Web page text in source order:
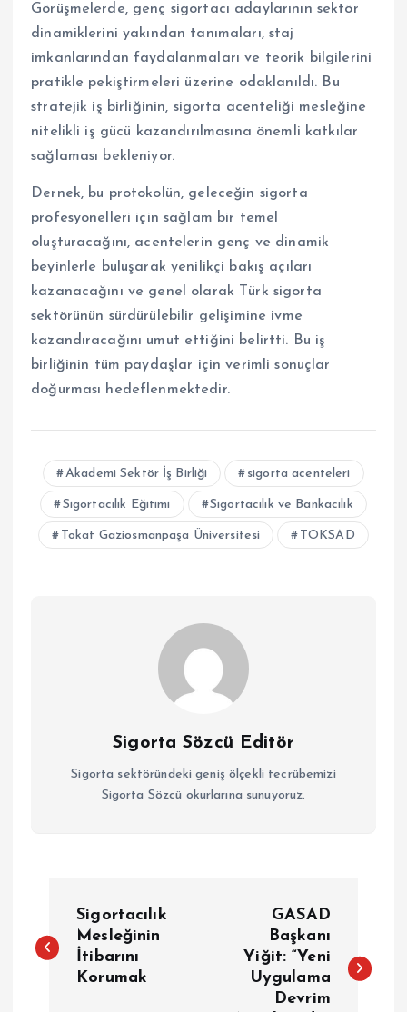
Görüşmelerde, genç sigortacı adaylarının sektör
dinamiklerini yakından tanımaları, staj
imkanlarından faydalanmaları ve teorik bilgilerini
pratikle pekiştirmeleri üzerine odaklanıldı. Bu
stratejik iş birliğinin, sigorta acenteliği mesleğine
nitelikli iş gücü kazandırılmasına önemli katkılar
sağlaması bekleniyor.
Dernek, bu protokolün, geleceğin sigorta
profesyonelleri için sağlam bir temel
oluşturacağını, acentelerin genç ve dinamik
beyinlerle buluşarak yenilikçi bakış açıları
kazanacağını ve genel olarak Türk sigorta
sektörünün sürdürülebilir gelişimine ivme
kazandıracağını umut ettiğini belirtti. Bu iş
birliğinin tüm paydaşlar için verimli sonuçlar
doğurması hedeflenmektedir.
Akademi Sektör İş Birliği sigorta acenteleri
Sigortacılık Eğitimi Sigortacılık ve Bankacılık
Tokat Gaziosmanpaşa Üniversitesi TOKSAD
Sigorta Sözcü Editör
Sigorta sektöründeki geniş ölçekli tecrübemizi
Sigorta Sözcü okurlarına sunuyoruz.
a
Sigortacılık
Mesleğinin
İtibarını
Korumak
GASAD
Başkanı
Yiğit: “Yeni
Uygulama
Devrim